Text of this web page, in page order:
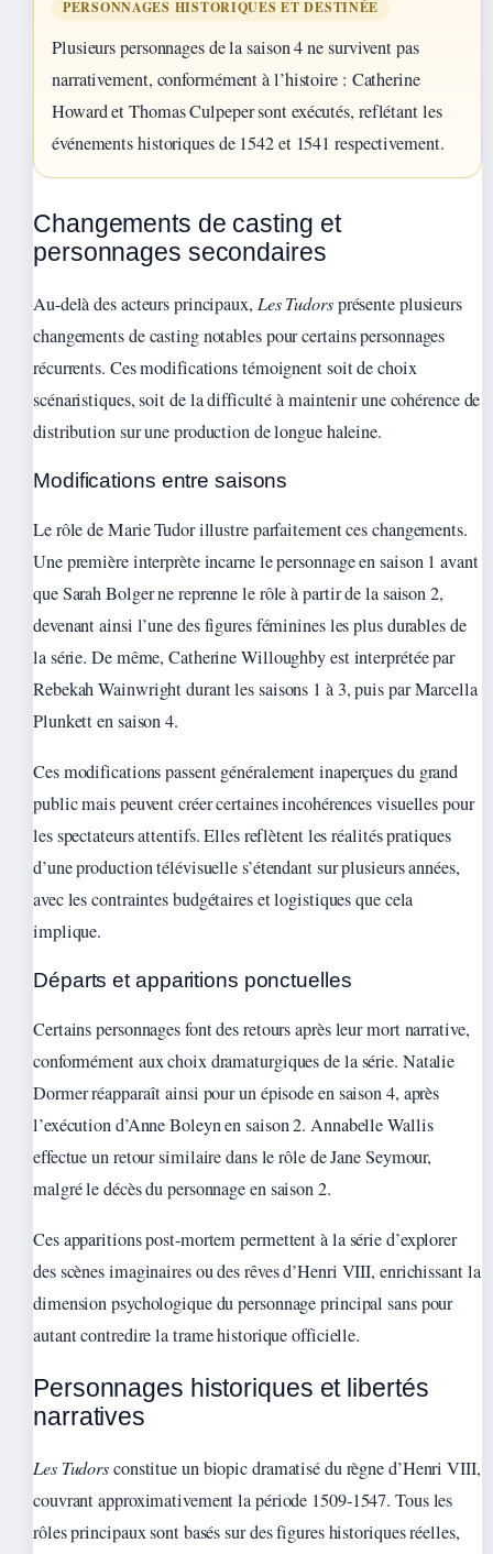
PERSONNAGES HISTORIQUES ET DESTINÉE
Plusieurs personnages de la saison 4 ne survivent pas
narrativement, conformément à l’histoire : Catherine
Howard et Thomas Culpeper sont exécutés, reflétant les
événements historiques de 1542 et 1541 respectivement.
Changements de casting et
personnages secondaires
Au-delà des acteurs principaux, Les Tudorsprésente plusieurs
changements de casting notables pour certains personnages
récurrents. Ces modifications témoignent soit de choix
scénaristiques, soit de la difficulté à maintenir une cohérence de
distribution sur une production de longue haleine.
Modifications entre saisons
Le rôle de Marie Tudor illustre parfaitement ces changements.
Une première interprète incarne le personnage en saison 1 avant
que Sarah Bolger ne reprenne le rôle à partir de la saison 2,
devenant ainsi l’une des figures féminines les plus durables de
la série. De même, Catherine Willoughby est interprétée par
Rebekah Wainwright durant les saisons 1 à 3, puis par Marcella
Plunkett en saison 4.
Ces modifications passent généralement inaperçues du grand
public mais peuvent créer certaines incohérences visuelles pour
les spectateurs attentifs. Elles reflètent les réalités pratiques
d’une production télévisuelle s’étendant sur plusieurs années,
avec les contraintes budgétaires et logistiques que cela
implique.
Départs et apparitions ponctuelles
Certains personnages font des retours après leur mort narrative,
conformément aux choix dramaturgiques de la série. Natalie
Dormer réapparaît ainsi pour un épisode en saison 4, après
l’exécution d’Anne Boleyn en saison 2. Annabelle Wallis
effectue un retour similaire dans le rôle de Jane Seymour,
malgré le décès du personnage en saison 2.
Ces apparitions post-mortem permettent à la série d’explorer
des scènes imaginaires ou des rêves d’Henri VIII, enrichissant la
dimension psychologique du personnage principal sans pour
autant contredire la trame historique officielle.
Personnages historiques et libertés
narratives
Les Tudorsconstitue un biopic dramatisé du règne d’Henri VIII,
couvrant approximativement la période 1509-1547. Tous les
rôles principaux sont basés sur des figures historiques réelles,